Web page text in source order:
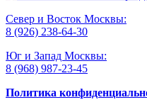
Север и Восток Москвы:
8 (926) 238-64-30
Юг и Запад Москвы:
8 (968) 987-23-45
Политика